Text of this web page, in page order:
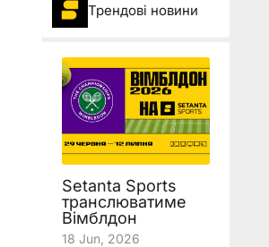
Трендові новини
Setanta Sports
транслюватиме
Вімблдон
18 Jun, 2026